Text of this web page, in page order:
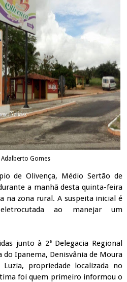
Gomes
de Olivença, Médio Sertão de
a manhã desta quinta-feira
na zona rural. A suspeita inicial é
ao manejar um
junto à 2ª Delegacia Regional
do Ipanema, Denisvânia de Moura
propriedade localizada no
foi quem primeiro informou o